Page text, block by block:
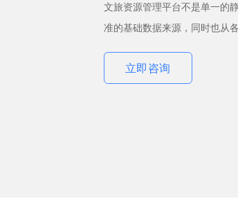
文旅资源管理平台不是单一的
准的基础数据来源，同时也从
立即咨询